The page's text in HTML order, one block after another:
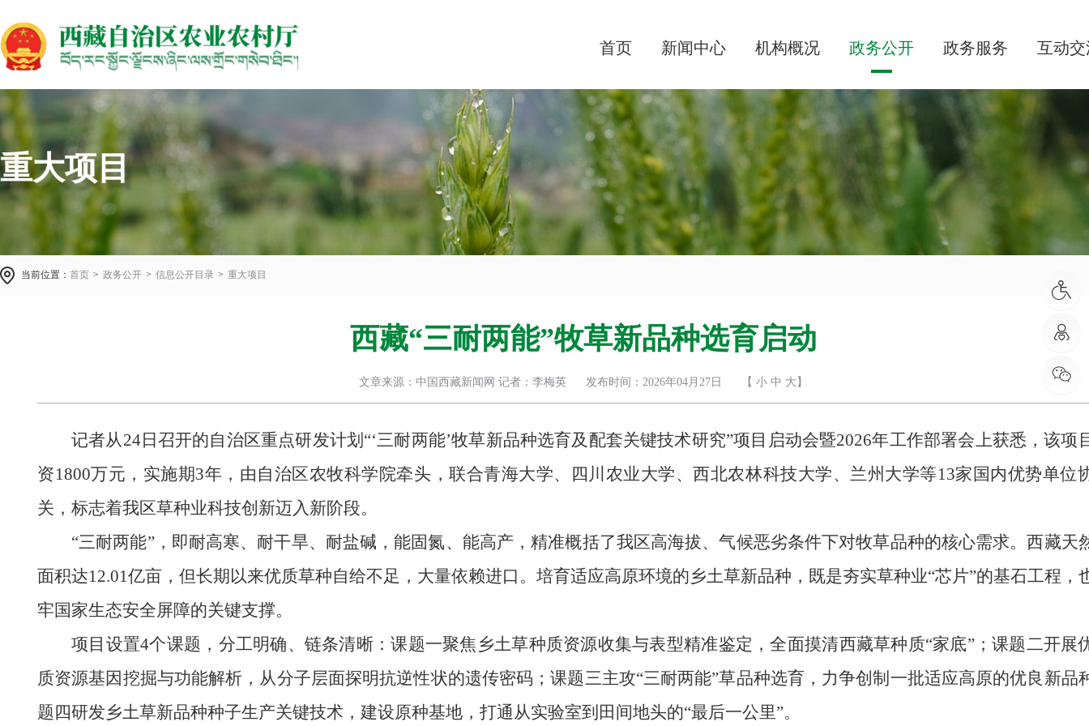
首页 新闻中心 机构概况 政务公开 政务服务 互动交
重大项目
当前位置： 首页 > 政务公开 > 信息公开目录 > 重大项目
西藏“三耐两能”牧草新品种选育启动
文章来源：中国西藏新闻网 记者：李梅英 发布时间：2026年04月27日 【 小 中 大 】
记者从24日召开的自治区重点研发计划“‘三耐两能’牧草新品种选育及配套关键技术研究”项目启动会暨2026年工作部署会上获悉，该项
资1800万元，实施期3年，由自治区农牧科学院牵头，联合青海大学、四川农业大学、西北农林科技大学、兰州大学等13家国内优势单位
关，标志着我区草种业科技创新迈入新阶段。
“三耐两能”，即耐高寒、耐干旱、耐盐碱，能固氮、能高产，精准概括了我区高海拔、气候恶劣条件下对牧草品种的核心需求。西藏天
面积达12.01亿亩，但长期以来优质草种自给不足，大量依赖进口。培育适应高原环境的乡土草新品种，既是夯实草种业“芯片”的基石工程，
牢国家生态安全屏障的关键支撑。
项目设置4个课题，分工明确、链条清晰：课题一聚焦乡土草种质资源收集与表型精准鉴定，全面摸清西藏草种质“家底”；课题二开展
质资源基因挖掘与功能解析，从分子层面探明抗逆性状的遗传密码；课题三主攻“三耐两能”草品种选育，力争创制一批适应高原的优良新品
题四研发乡土草新品种种子生产关键技术，建设原种基地，打通从实验室到田间地头的“最后一公里”。